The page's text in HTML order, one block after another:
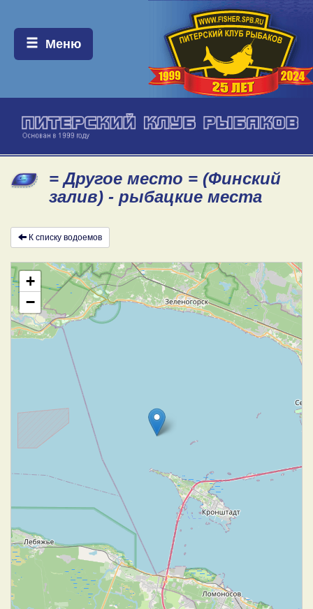
Меню:
Меню
= Другое место = (Финский
залив) - рыбацкие места
К списку водоемов
+
−